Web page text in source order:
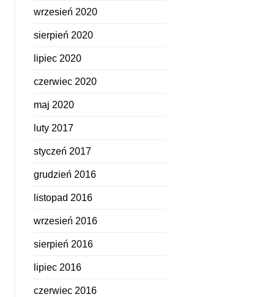
wrzesień 2020
sierpień 2020
lipiec 2020
czerwiec 2020
maj 2020
luty 2017
styczeń 2017
grudzień 2016
listopad 2016
wrzesień 2016
sierpień 2016
lipiec 2016
czerwiec 2016